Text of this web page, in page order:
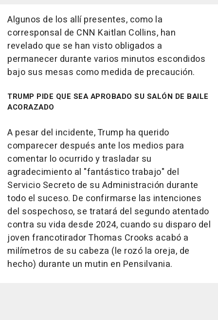
Algunos de los allí presentes, como la
corresponsal de CNN Kaitlan Collins, han
revelado que se han visto obligados a
permanecer durante varios minutos escondidos
bajo sus mesas como medida de precaución.
TRUMP PIDE QUE SEA APROBADO SU SALÓN DE BAILE
ACORAZADO
A pesar del incidente, Trump ha querido
comparecer después ante los medios para
comentar lo ocurrido y trasladar su
agradecimiento al "fantástico trabajo" del
Servicio Secreto de su Administración durante
todo el suceso. De confirmarse las intenciones
del sospechoso, se tratará del segundo atentado
contra su vida desde 2024, cuando su disparo del
joven francotirador Thomas Crooks acabó a
milímetros de su cabeza (le rozó la oreja, de
hecho) durante un mutin en Pensilvania.